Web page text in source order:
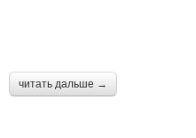
читать дальше →